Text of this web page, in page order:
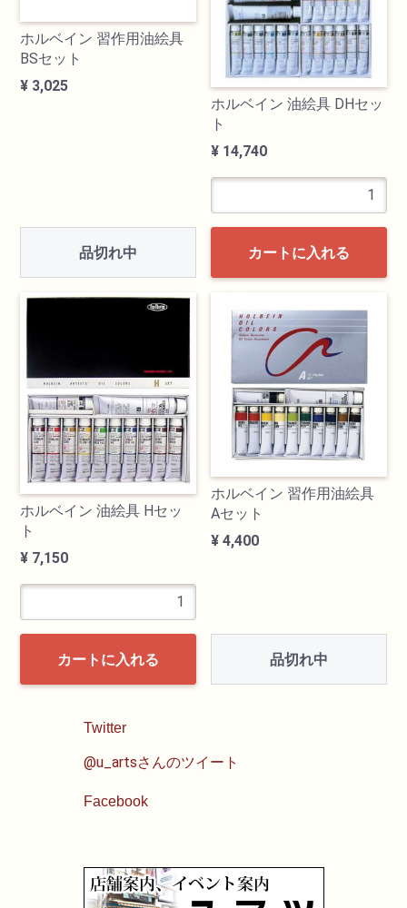
Twitter
@u_artsさんのツイート
Facebook
ホルベイン 習作用油絵具
BSセット
¥ 3,025
品切れ中
ホルベイン 油絵具 DHセッ
ト
¥ 14,740
カートに入れる
ホルベイン 油絵具 Hセッ
ト
¥ 7,150
カートに入れる
ホルベイン 習作用油絵具
Aセット
¥ 4,400
品切れ中
不透明水彩絵具
アクリル絵具
日本画絵具
地塗り材・メディウム
コピック用品
油性色鉛筆
水彩色鉛筆
パステル
ペン・マーカー
鉛筆・木炭
キャンバス・パネル